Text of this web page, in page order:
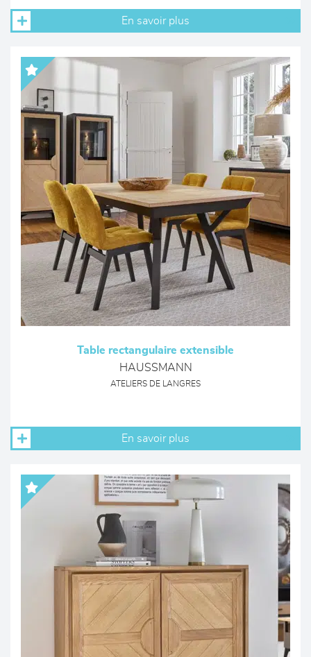
En savoir plus
Table rectangulaire extensible
HAUSSMANN
ATELIERS DE LANGRES
En savoir plus